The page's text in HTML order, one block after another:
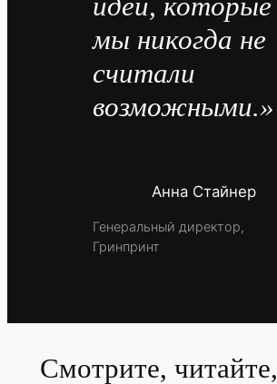
мы никогда не
считали
возможными.»
Анна Стайнер
Генеральный директор,
Гринпринт
Смотрите, читайте,